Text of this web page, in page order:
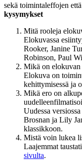
sekä toimintaleffojen
kysymykset
Mitä rooleja
Elokuvassa
Rooker, Janine
Robinson, Paul
Mikä on
Elokuva on
kehittymisessä ja
Mikä ero on
Uudessa
Brosnan ja Lily
klassikkoon.
Mistä voin lukea
Laajemmat
sivulta.